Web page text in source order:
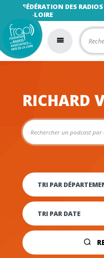
FÉDÉRATION DES
LA-LOIRE
RICHARD